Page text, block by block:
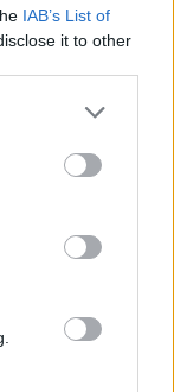
IAB’s List of
it to other
fora de
embora os
a norma
diesel ou
impeditivo para